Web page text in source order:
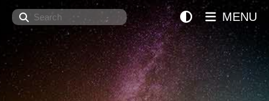
Search MENU